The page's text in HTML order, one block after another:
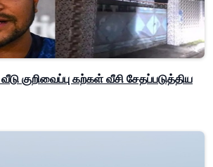
குறிவைப்பு கற்கள் வீசி சேதப்படுத்திய